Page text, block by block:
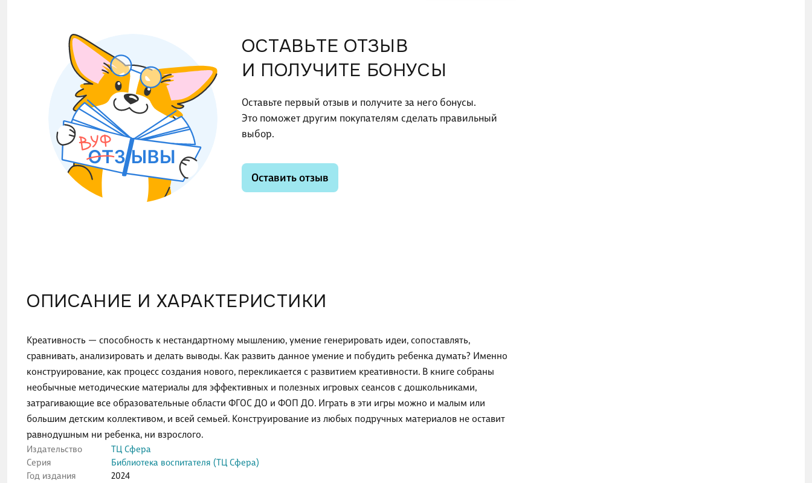
ОПИСАНИЕ И ХАРАКТЕРИСТИКИ
Креативность — способность к нестандартному мышлению, умение генерировать идеи, сопоставлять,
сравнивать, анализировать и делать выводы. Как развить данное умение и побудить ребенка думать? Именно
конструирование, как процесс создания нового, перекликается с развитием креативности. В книге собраны
необычные методические материалы для эффективных и полезных игровых сеансов с дошкольниками,
затрагивающие все образовательные области ФГОС ДО и ФОП ДО. Играть в эти игры можно и малым или
большим детским коллективом, и всей семьей. Конструирование из любых подручных материалов не оставит
равнодушным ни ребенка, ни взрослого.
Издательство
ТЦ Сфера
Серия
Библиотека воспитателя (ТЦ Сфера)
Год издания
2024
ОСТАВЬТЕ ОТЗЫВ
И ПОЛУЧИТЕ БОНУСЫ
Оставьте первый отзыв и получите за него бонусы.
Это поможет другим покупателям сделать правильный
выбор.
Оставить отзыв